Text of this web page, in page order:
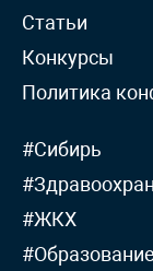
Статьи
Конкурсы
Политика
#Сибирь
#ЖКХ
#Образование